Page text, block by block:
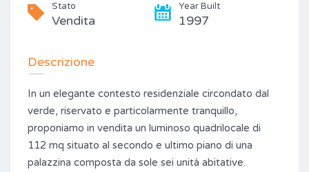
Stato
Vendita
Year Built
1997
Descrizione
In un elegante contesto residenziale circondato dal
verde, riservato e particolarmente tranquillo,
proponiamo in vendita un luminoso quadrilocale di
112 mq situato al secondo e ultimo piano di una
palazzina composta da sole sei unità abitative.